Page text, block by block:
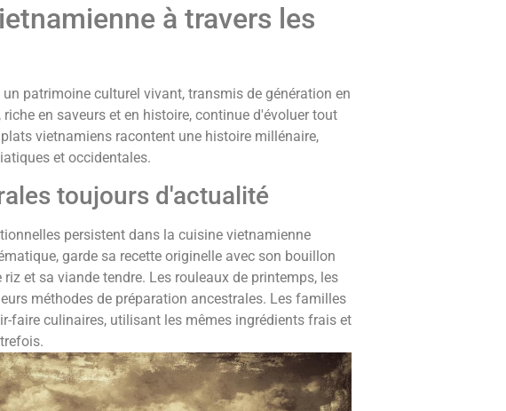
à travers les
patrimoine culturel vivant, transmis de génération en
en saveurs et en histoire, continue d'évoluer tout
vietnamiens racontent une histoire millénaire,
et occidentales.
toujours d'actualité
persistent dans la cuisine vietnamienne
garde sa recette originelle avec son bouillon
et sa viande tendre. Les rouleaux de printemps, les
méthodes de préparation ancestrales. Les familles
faire culinaires, utilisant les mêmes ingrédients frais et